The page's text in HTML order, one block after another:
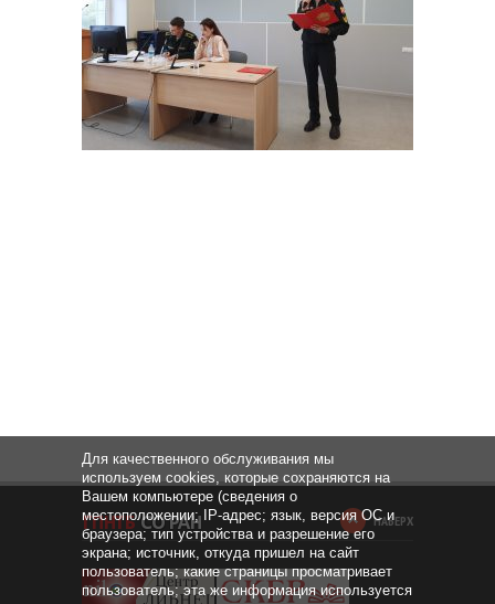
НАВЕРХ
Для качественного обслуживания мы
используем cookies, которые сохраняются на
Вашем компьютере (сведения о
местоположении; IP-адрес; язык, версия ОС и
браузера; тип устройства и разрешение его
экрана; источник, откуда пришел на сайт
пользователь; какие страницы просматривает
пользователь; эта же информация используется